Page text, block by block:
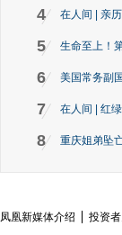
4 在人间 | 亲
5 生命至上！
6 美国常务副
7 在人间 | 红
8 重庆姐弟坠
凤凰新媒体介绍 投资